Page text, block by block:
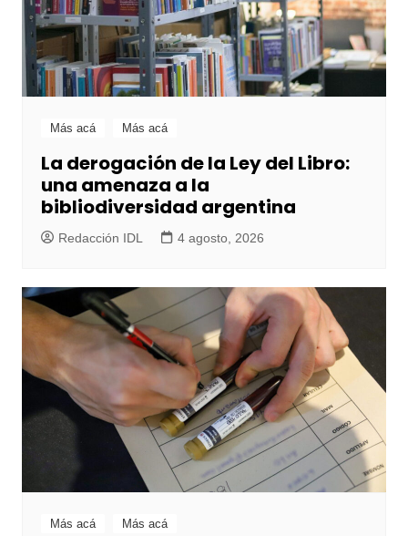
Más acá Más acá
La derogación de la Ley del Libro:
una amenaza a la
bibliodiversidad argentina
Redacción IDL 4 agosto, 2026
Más acá Más acá